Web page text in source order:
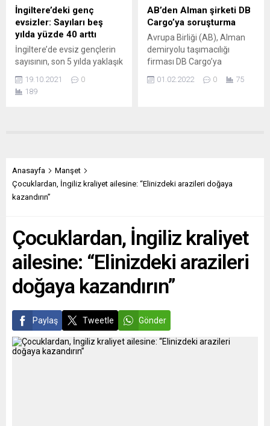
milyon 539...
Enstitüsü’nün yaptığı
araştırmaya göre, Almanya
ekonomik faaliyette
bulunan işgücünü sabit
tutabilmek için yılda 400 bin
göçmene ihtiyaç duyuyor.
Ülkedeki demografik
İngiltere’deki genç
evsizler: Sayıları beş
yılda yüzde 40 arttı
İngiltere’de evsiz gençlerin
sayısının, son 5 yılda yaklaşık
geçtiği ve bu durumdan en
fazla siyahilerin etkilendiği
2016-2017’de 86 bin gencin
evsiz veya evsiz kalma risk
altında olduğunu ve bu...
19.10.2021
0
189
AB’den Alman şirketi DB
Cargo’ya soruşturma
Avrupa Birliği (AB), Alman
demiryolu taşımacılığı
firması DB Cargo’ya
nedeniyle rekabet
rekabet kurallarını ihlal edip
Açıklamada, DB Cargo’nun
kamuya...
01.02.2022 0 75
Anasayfa
Manşet
Çocuklardan, İngiliz kraliyet ailesine: “Elinizdeki arazileri doğaya
kazandırın”
Çocuklardan, İngiliz kraliyet
ailesine: “Elinizdeki arazileri
doğaya kazandırın”
Paylaş Tweetle Gönder